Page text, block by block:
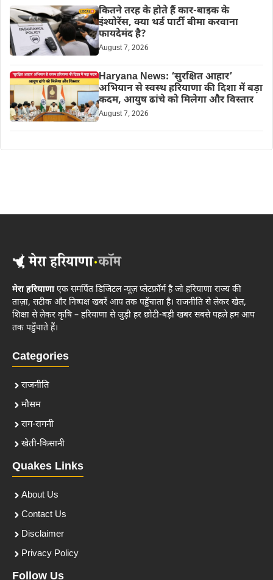
कितने तरह के होते हैं कार-बाइक के
इंश्योरेंस, क्या थर्ड पार्टी बीमा करवाना
फायदेमंद है?
August 7, 2026
Haryana News: ‘सुरक्षित आहार’
अभियान से स्वस्थ हरियाणा की दिशा में बड़ा
कदम, आयुष ढांचे को मिलेगा और विस्तार
August 7, 2026
मेरा हरियाणाएक समर्पित डिजिटल न्यूज़ प्लेटफ़ॉर्म है जो हरियाणा राज्य की
ताज़ा, सटीक और निष्पक्ष खबरें आप तक पहुँचाता है। राजनीति से लेकर खेल,
शिक्षा से लेकर कृषि – हरियाणा से जुड़ी हर छोटी-बड़ी खबर सबसे पहले हम आप
तक पहुँचाते हैं।
Categories
राजनीति
मौसम
राग-रागनी
खेती-किसानी
Quakes Links
About Us
Contact Us
Disclaimer
Privacy Policy
Follow Us